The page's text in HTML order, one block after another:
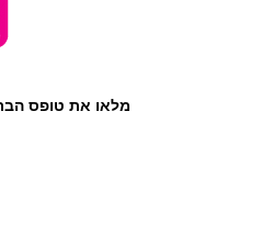
מלאו את טופס